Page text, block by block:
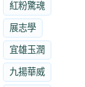
紅粉驚魂
展志學
宜雄玉潤
九揚華威